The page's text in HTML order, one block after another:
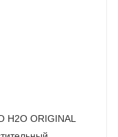
H2O ORIGINAL